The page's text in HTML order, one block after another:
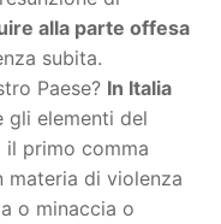
alla parte offesa
subita.
Paese? In Italia
gli elementi del
il primo comma
materia di violenza
o minaccia o